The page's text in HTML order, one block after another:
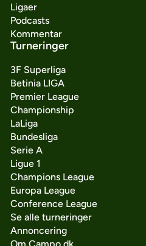
Ligaer
Podcasts
Kommentar
Turneringer
3F Superliga
Betinia LIGA
Premier League
Championship
LaLiga
Bundesliga
Serie A
Ligue 1
Champions League
Europa League
Conference League
Se alle turneringer
Annoncering